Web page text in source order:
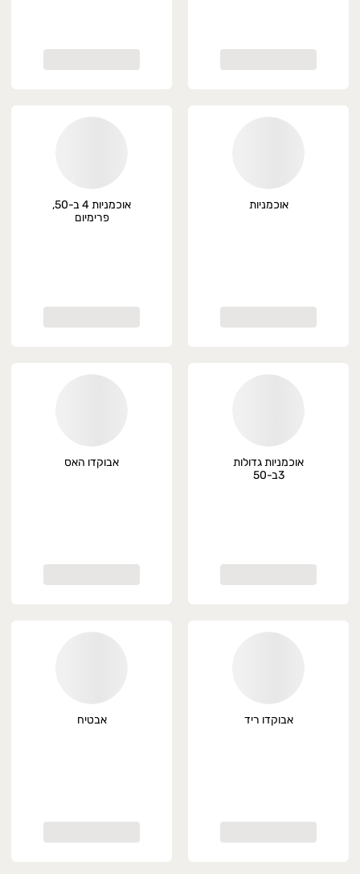
אוכמניות
אוכמניות 4 ב-50,
פרימיום
אוכמניות גדולות
3ב-50
אבוקדו האס
אבוקדו ריד אבטיח